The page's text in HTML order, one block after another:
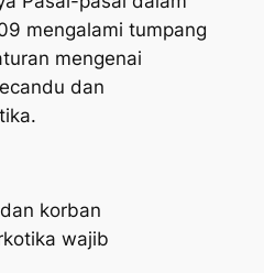
mengalami tumpang
mengenai
dan
korban
wajib